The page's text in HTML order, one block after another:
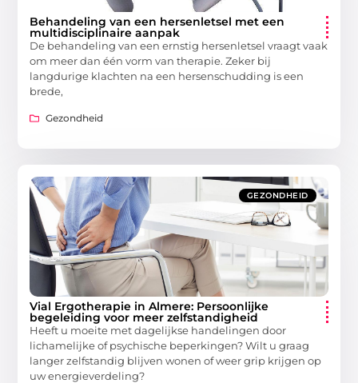
Behandeling van een hersenletsel met een
multidisciplinaire aanpak
De behandeling van een ernstig hersenletsel vraagt vaak
om meer dan één vorm van therapie. Zeker bij
langdurige klachten na een hersenschudding is een
brede,
Gezondheid
GEZONDHEID
Vial Ergotherapie in Almere: Persoonlijke
begeleiding voor meer zelfstandigheid
Heeft u moeite met dagelijkse handelingen door
lichamelijke of psychische beperkingen? Wilt u graag
langer zelfstandig blijven wonen of weer grip krijgen op
uw energieverdeling?